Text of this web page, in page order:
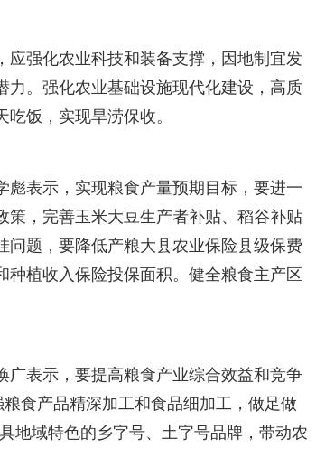
强化农业科技和装备支撑，因地制宜发
力。强化农业基础设施现代化建设，高质
饭，实现旱涝保收。
表示，实现粮食产量预期目标，要进一
策，完善玉米大豆生产者补贴、稻谷补贴
题，要降低产粮大县农业保险县级保费
植收入保险投保面积。健全粮食主产区
表示，要提高粮食产业综合效益和竞争
食产品精深加工和食品细加工，做足做
地域特色的乡字号、土字号品牌，带动农